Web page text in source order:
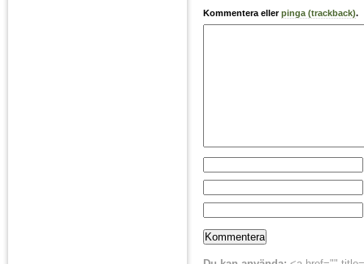
Kommentera ellerpinga (trackback).